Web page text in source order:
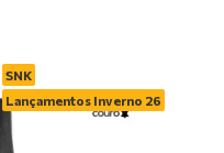
SNK
Lançamentos Inverno 26